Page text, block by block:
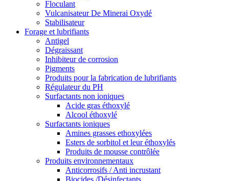
Floculant
Vulcanisateur De Minerai Oxydé
Stabilisateur
Forage et lubrifiants
Antigel
Dégraissant
Inhibiteur de corrosion
Pigments
Produits pour la fabrication de lubrifiants
Régulateur du PH
Surfactants non ioniques
Acide gras éthoxylé
Alcool éthoxylé
Surfactants ioniques
Amines grasses ethoxylées
Esters de sorbitol et leur éthoxylés
Produits de mousse contrôlée
Produits environnementaux
Anticorrosifs / Anti incrustant
Biocides /Désinfectants